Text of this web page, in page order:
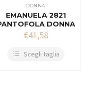
DONNA
EMANUELA 2821
DONNA
€41,58
Scegli taglia